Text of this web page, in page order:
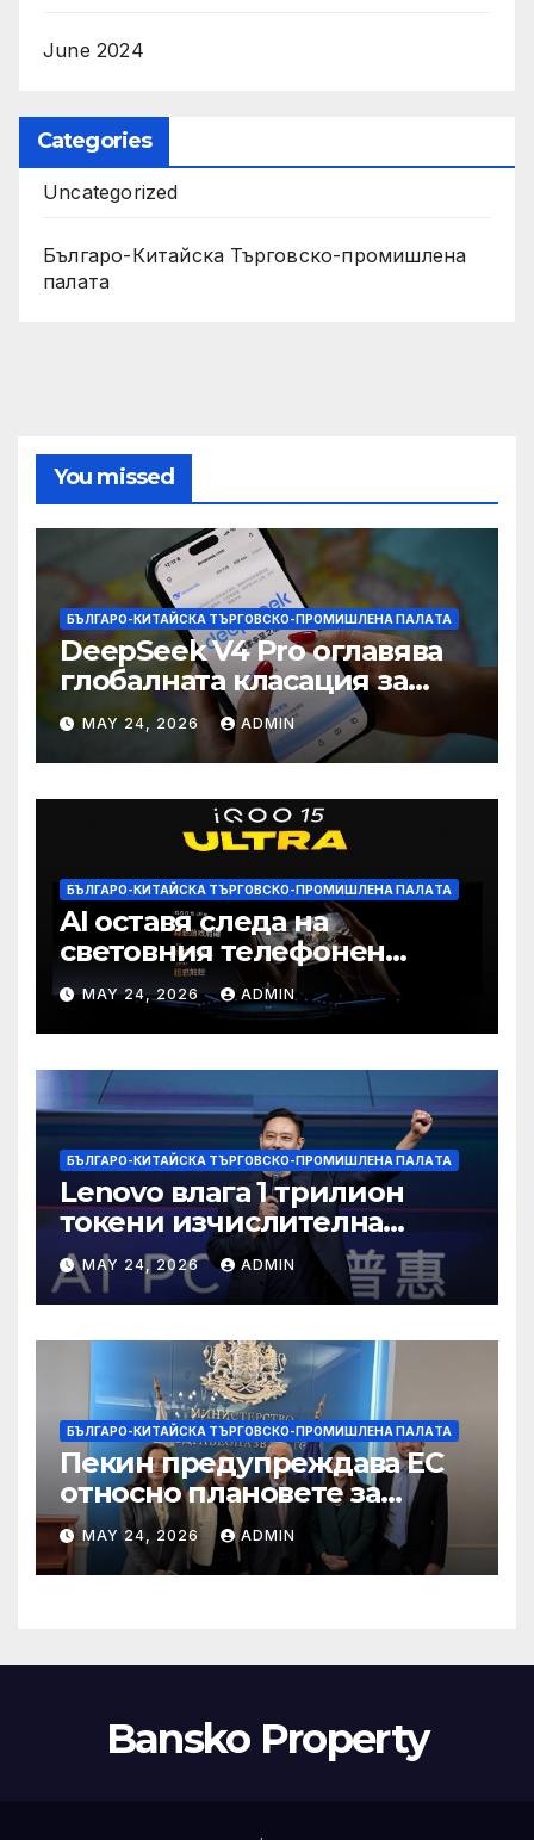
June 2024
Categories
Uncategorized
Българо-Китайска Търговско-промишлена
палaта
You missed
БЪЛГАРО-КИТАЙСКА ТЪРГОВСКО-ПРОМИШЛЕНА ПАЛAТА
DeepSeek V4 Pro оглавява
глобалната класация за
печалба след 75%
намаление на цената
MAY 24, 2026 ADMIN
БЪЛГАРО-КИТАЙСКА ТЪРГОВСКО-ПРОМИШЛЕНА ПАЛAТА
AI оставя следа на
световния телефонен
пазар
MAY 24, 2026 ADMIN
БЪЛГАРО-КИТАЙСКА ТЪРГОВСКО-ПРОМИШЛЕНА ПАЛAТА
Lenovo влага 1 трилион
токени изчислителна
мощност в AI екосистемата
MAY 24, 2026 ADMIN
БЪЛГАРО-КИТАЙСКА ТЪРГОВСКО-ПРОМИШЛЕНА ПАЛAТА
Пекин предупреждава ЕС
относно плановете за
насочване към китайски
продукти
MAY 24, 2026 ADMIN
Bansko Property